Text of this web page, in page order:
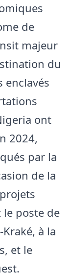
de
majeur
du
enclavés
ont
2024,
par la
de la
poste de
à la
et le